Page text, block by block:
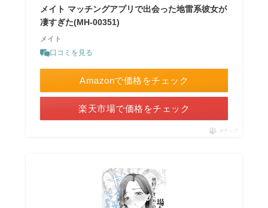
メイト マッチングアプリで出会った地雷系彼女が
凄すぎた(MH-00351)
メイト
口コミを見る
Amazonで価格をチェック
楽天市場で価格をチェック
ポチップ